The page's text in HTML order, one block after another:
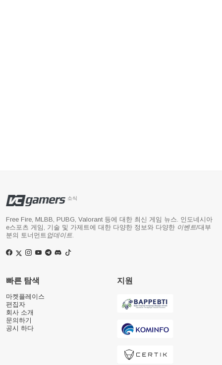
소식
Free Fire, MLBB, PUBG, Valorant 등에 대한 최신 게임 뉴스. 인도네시아
e스포츠 게임, 기술 및 가제트에 대한 다양한 정보와 다양한 이벤트/대부
분의 토너먼트 업데이트.
빠른 탐색
마켓플레이스
편집자
회사 소개
문의하기
공시 하다
지원